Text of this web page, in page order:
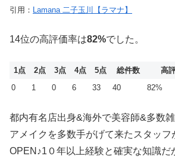
引用： Lamana 二子玉川【ラマナ】
14位の高評価率は82%でした。
1点 2点 3点 4点 5点 総件数 高
0
1 0 6 33 40 82%
都内有名店出身&海外で美容師&多数
アメイクを多数手がげて来たスタッフ
OPEN♪1０年以上経験と確実な知識だ